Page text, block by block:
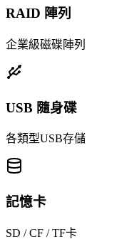
RAID 陣列
企業級磁碟陣列
USB 隨身碟
各類型USB存儲
記憶卡
SD / CF / TF卡